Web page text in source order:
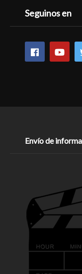
Seguinos en
Envío de